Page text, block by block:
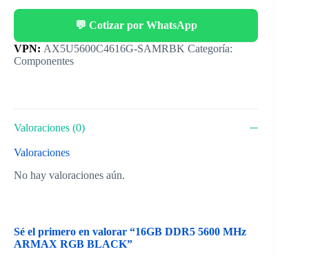
💬 Cotizar por WhatsApp
Categoría:
Componentes
Valoraciones (0)
Valoraciones
No hay valoraciones aún.
Sé el primero en valorar “16GB DDR5 5600 MHz
ARMAX RGB BLACK”